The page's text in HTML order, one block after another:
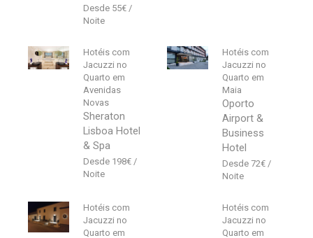
55€
Hotéis com
Jacuzzi no
Quarto em
Avenidas
Novas
Sheraton
Lisboa Hotel
& Spa
198€
Hotéis com
Jacuzzi no
Quarto em
Maia
Oporto
Airport &
Business
Hotel
72€
Hotéis com
Jacuzzi no
Quarto em
Hotéis com
Jacuzzi no
Quarto em